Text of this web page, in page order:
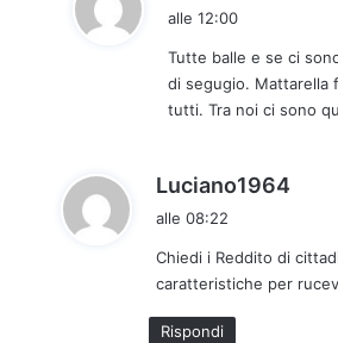
e
t
t
:
alle 12:00
Tutte balle e se ci
di segugio. Mattarella
tutti. Tra noi ci sono
Luciano1964
e
alle 08:22
Chiedi i Reddito di
caratteristiche per
Rispondi